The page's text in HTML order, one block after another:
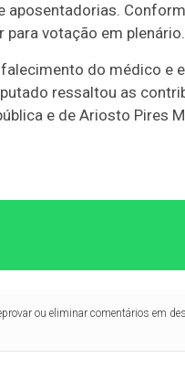
votação em plenário.
do médico e
ressaltou as
e de Ariosto Pires
ou eliminar comentários em